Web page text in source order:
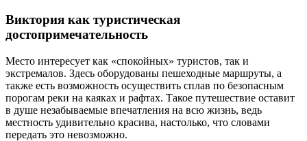
Виктория как туристическая
достопримечательность
Место интересует как «спокойных» туристов, так и
экстремалов. Здесь оборудованы пешеходные маршруты, а
также есть возможность осуществить сплав по безопасным
порогам реки на каяках и рафтах. Такое путешествие оставит
в душе незабываемые впечатления на всю жизнь, ведь
местность удивительно красива, настолько, что словами
передать это невозможно.